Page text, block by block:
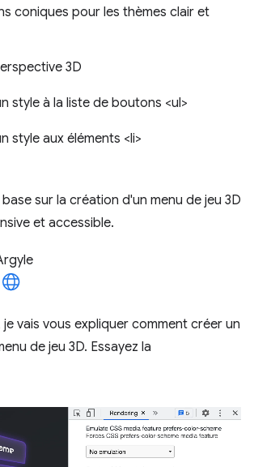
coniques pour les thèmes clair et
3D
style à la liste de boutons <ul>
style aux éléments <li>
sur la création d'un menu de jeu 3D
et accessible.
vais vous expliquer comment créer un
de jeu 3D. Essayez la